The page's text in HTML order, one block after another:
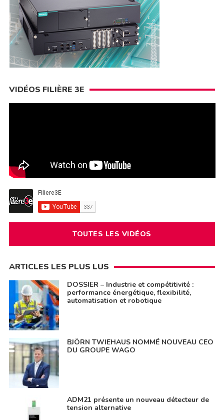
VIDÉOS FILIÈRE 3E
TOUTES LES VIDÉOS
ARTICLES LES PLUS LUS
DOSSIER – Industrie et compétitivité :
performance énergétique, flexibilité,
automatisation et robotique
BJÖRN TWIEHAUS NOMMÉ NOUVEAU CEO
DU GROUPE WAGO
ADM21 présente un nouveau détecteur de
tension alternative